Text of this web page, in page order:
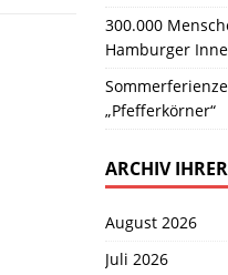
300.000
Hamburger
„Pfefferkörner“
ARCHIV
August 2026
Juli 2026